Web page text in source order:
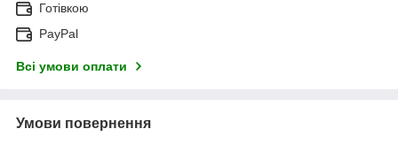
Готівкою
PayPal
Всі умови оплати
Умови повернення